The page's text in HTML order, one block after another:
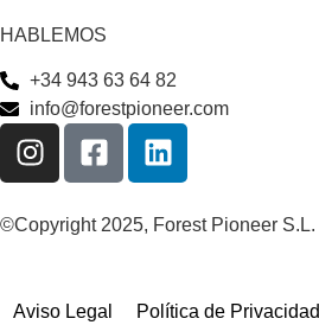
HABLEMOS
+34 943 63 64 82
info@forestpioneer.com
©Copyright 2025, Forest Pioneer S.L.
Aviso Legal Política de Privacidad